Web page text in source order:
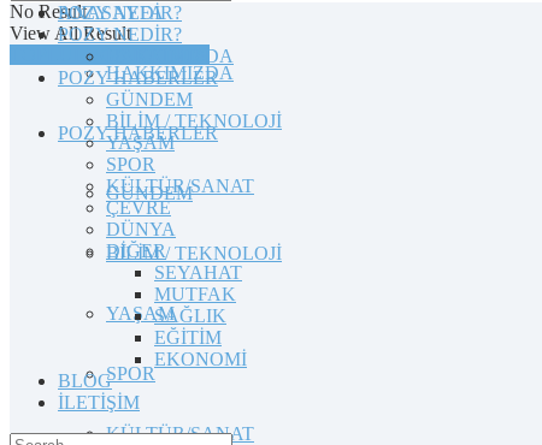
No Result
View All Result
TOPLULUĞA KATILIN
POZY NEDİR?
HAKKIMIZDA
POZY HABERLER
GÜNDEM
BİLİM / TEKNOLOJİ
YAŞAM
SPOR
KÜLTÜR/SANAT
ANASAYFA
POZY NEDİR?
HAKKIMIZDA
POZY HABERLER
GÜNDEM
BİLİM / TEKNOLOJİ
YAŞAM
SPOR
KÜLTÜR/SANAT
ÇEVRE
DÜNYA
DİĞER
SEYAHAT
MUTFAK
SAĞLIK
EĞİTİM
EKONOMİ
BLOG
İLETİŞİM